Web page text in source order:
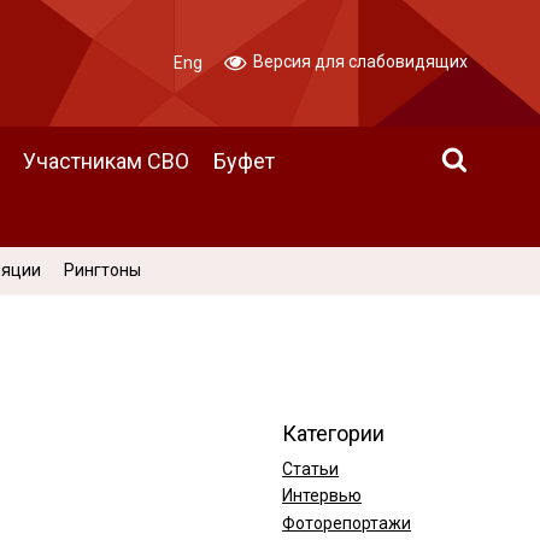
Участникам СВО Буфет
Eng Версия для слабовидящих
Рингтоны
Категории
Статьи
Интервью
Фоторепортажи